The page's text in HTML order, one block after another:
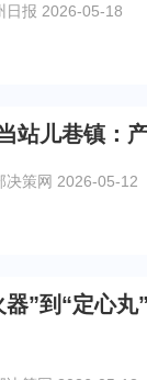
日报 2026-05-18
决策网 2026-05-12
丸” 甘肃两当县站儿巷镇以工代赈